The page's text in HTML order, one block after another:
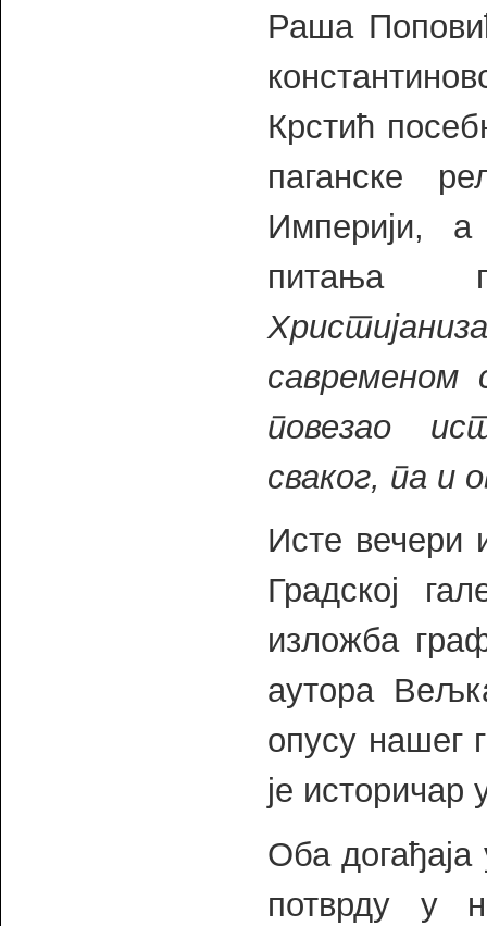
Раша
Крстић
паганске
Империји,
питања
савременом
повезао
сваког, па и
Исте вечери
Градској
изложба
аутора
опусу нашег
је историчар
Оба догађаја
потврду у